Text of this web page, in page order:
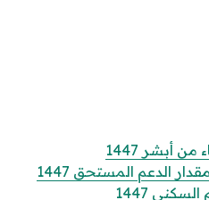
أبشر 1447
الدعم المستحق 1447
1447